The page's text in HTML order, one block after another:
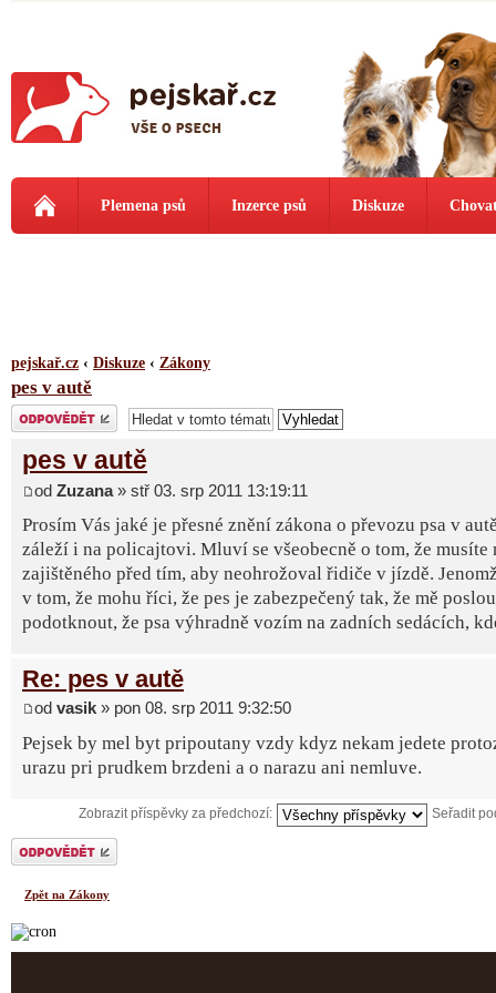
Plemena psů Inzerce psů Diskuze
pejskař.cz ‹ Diskuze ‹ Zákony
pes v autě
Odeslat odpověď
pes v autě
od Zuzana» stř 03. srp 2011 13:19:11
Prosím Vás jaké je přesné znění zákona o převozu psa v
záleží i na policajtovi. Mluví se všeobecně o tom, že musíte
zajištěného před tím, aby neohrožoval řidiče v jízdě.
v tom, že mohu říci, že pes je zabezpečený tak, že mě
podotknout, že psa výhradně vozím na zadních sedácích,
Re: pes v autě
od vasik » pon 08. srp 2011 9:32:50
Pejsek by mel byt pripoutany vzdy kdyz nekam jedete
urazu pri prudkem brzdeni a o narazu ani nemluve.
Zobrazit příspěvky za předchozí: Seřadit
Odeslat odpověď
Zpět na Zákony